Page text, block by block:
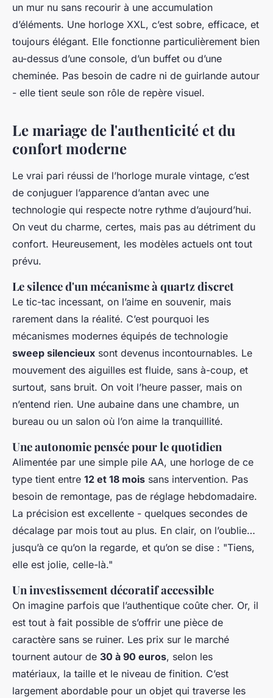
un mur nu sans recourir à une accumulation
d’éléments. Une horloge XXL, c’est sobre, efficace, et
toujours élégant. Elle fonctionne particulièrement bien
au-dessus d’une console, d’un buffet ou d’une
cheminée. Pas besoin de cadre ni de guirlande autour
- elle tient seule son rôle de repère visuel.
Le mariage de l'authenticité et du
confort moderne
Le vrai pari réussi de l’horloge murale vintage, c’est
de conjuguer l’apparence d’antan avec une
technologie qui respecte notre rythme d’aujourd’hui.
On veut du charme, certes, mais pas au détriment du
confort. Heureusement, les modèles actuels ont tout
prévu.
Le silence d'un mécanisme à quartz discret
Le tic-tac incessant, on l’aime en souvenir, mais
rarement dans la réalité. C’est pourquoi les
mécanismes modernes équipés de technologie
sweep silencieux sont devenus incontournables. Le
mouvement des aiguilles est fluide, sans à-coup, et
surtout, sans bruit. On voit l’heure passer, mais on
n’entend rien. Une aubaine dans une chambre, un
bureau ou un salon où l’on aime la tranquillité.
Une autonomie pensée pour le quotidien
Alimentée par une simple pile AA, une horloge de ce
type tient entre 12 et 18 mois sans intervention. Pas
besoin de remontage, pas de réglage hebdomadaire.
La précision est excellente - quelques secondes de
décalage par mois tout au plus. En clair, on l’oublie…
jusqu’à ce qu’on la regarde, et qu’on se dise : "Tiens,
elle est jolie, celle-là."
Un investissement décoratif accessible
On imagine parfois que l’authentique coûte cher. Or, il
est tout à fait possible de s’offrir une pièce de
caractère sans se ruiner. Les prix sur le marché
tournent autour de 30 à 90 euros, selon les
matériaux, la taille et le niveau de finition. C’est
largement abordable pour un objet qui traverse les